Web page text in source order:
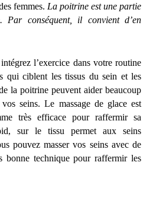
femmes. La poitrine est une partie
Par conséquent, il convient d’en
l’exercice dans votre routine
qui ciblent les tissus du sein et les
la poitrine peuvent aider beaucoup
seins. Le massage de glace est
très efficace pour raffermir sa
sur le tissu permet aux seins
pouvez masser vos seins avec de
bonne technique pour raffermir les